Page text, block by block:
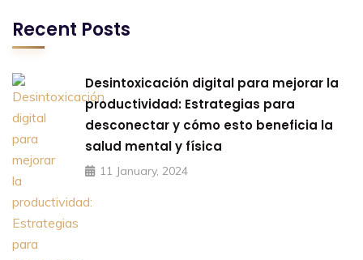
Recent Posts
Desintoxicación digital para mejorar la
productividad: Estrategias para
desconectar y cómo esto beneficia la
salud mental y física
11 January, 2024